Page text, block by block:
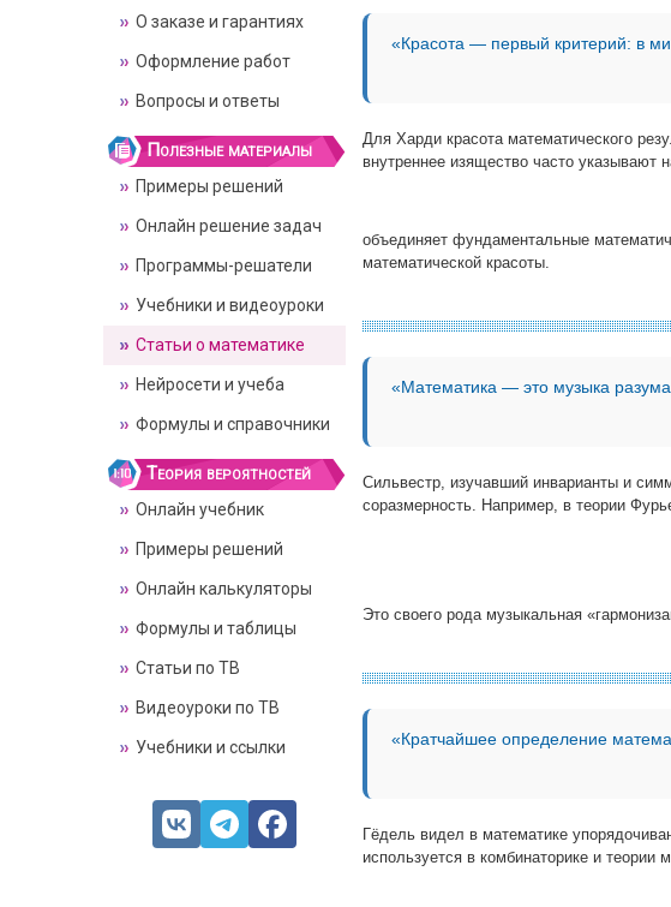
«Красота — первый критерий: в
Для Харди красота математического
внутреннее изящество часто
объединяет фундаментальные
математической красоты.
«Математика — это музыка
Сильвестр, изучавший инварианты и
соразмерность. Например, в теории
Это своего рода музыкальная
«Кратчайшее определение
Гёдель видел в математике
используется в комбинаторике и теории
О заказе и гарантиях
Оформление работ
Вопросы и ответы
Полезные материалы
Примеры решений
Онлайн решение задач
Программы-решатели
Учебники и видеоуроки
Статьи о математике
Нейросети и учеба
Формулы и справочники
Теория вероятностей
Онлайн учебник
Примеры решений
Онлайн калькуляторы
Формулы и таблицы
Статьи по ТВ
Видеоуроки по ТВ
Учебники и ссылки